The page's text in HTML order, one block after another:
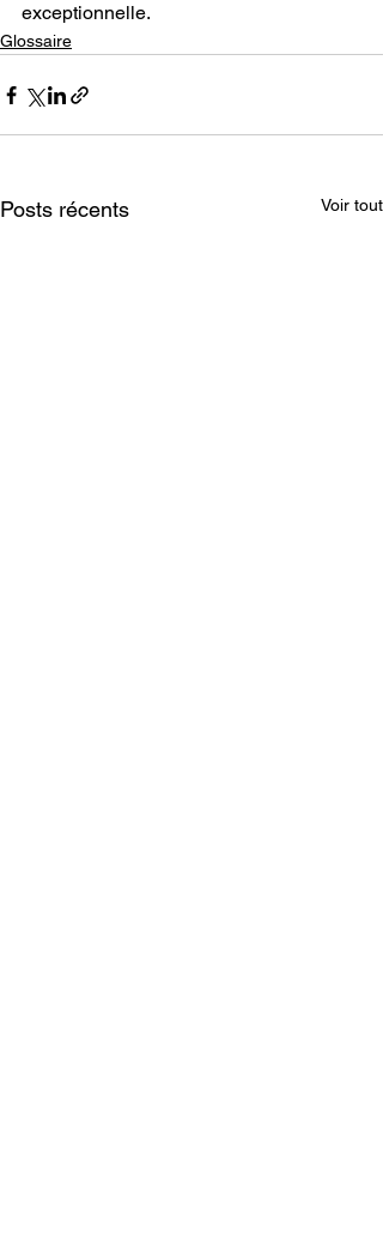
exceptionnelle.
Glossaire
Posts récents Voir tout